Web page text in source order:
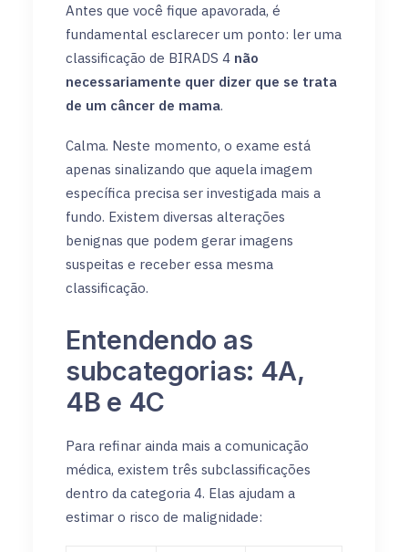
Antes que você fique apavorada, é
fundamental esclarecer um ponto: ler uma
classificação de BIRADS 4 não
necessariamente quer dizer que se trata
de um câncer de mama.
Calma. Neste momento, o exame está
apenas sinalizando que aquela imagem
específica precisa ser investigada mais a
fundo. Existem diversas alterações
benignas que podem gerar imagens
suspeitas e receber essa mesma
classificação.
Entendendo as
subcategorias: 4A,
4B e 4C
Para refinar ainda mais a comunicação
médica, existem três subclassificações
dentro da categoria 4. Elas ajudam a
estimar o risco de malignidade: